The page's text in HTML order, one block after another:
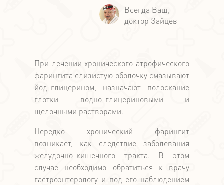
При лечении хронического атрофического
фарингита слизистую оболочку смазывают
йод-глицерином, назначают полоскание
глотки водно-глицериновыми и
щелочными растворами.
Нередко хронический фарингит
возникает, как следствие заболевания
желудочно-кишечного тракта. В этом
случае необходимо обратиться к врачу
гастроэнтерологу и под его наблюдением